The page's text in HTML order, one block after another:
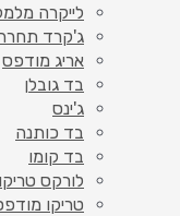
לייקרה
ג'קרד
אריג מודפס
בד גובלן
ג'ינס
בד כותנה
בד קומו
לורקס טריקו
טריקו